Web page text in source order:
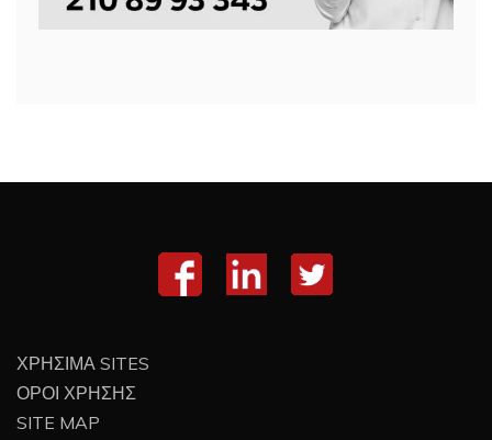
ΧΡΗΣΙΜΑ SITES
ΟΡΟΙ ΧΡΗΣΗΣ
SITE MAP